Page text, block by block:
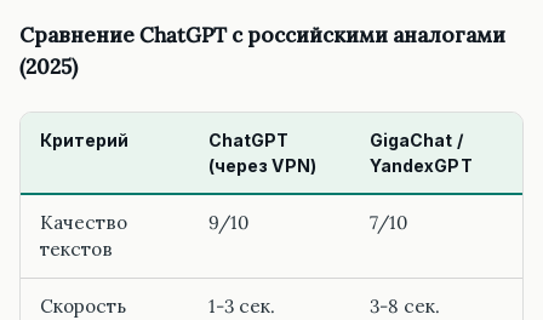
Сравнение ChatGPT с российскими аналогами
(2025)
Критерий
ChatGPT
(через VPN)
GigaChat /
YandexGPT
Качество
текстов
9/10 7/10
Скорость
1-3 сек. 3-8 сек.